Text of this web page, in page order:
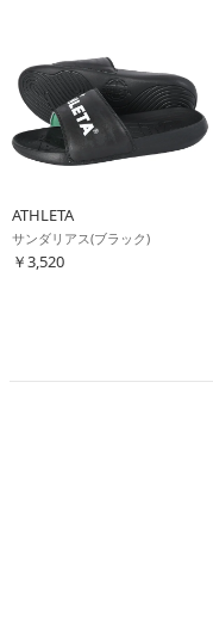
ATHLETA
サンダリアス(ブラック)
￥3,520